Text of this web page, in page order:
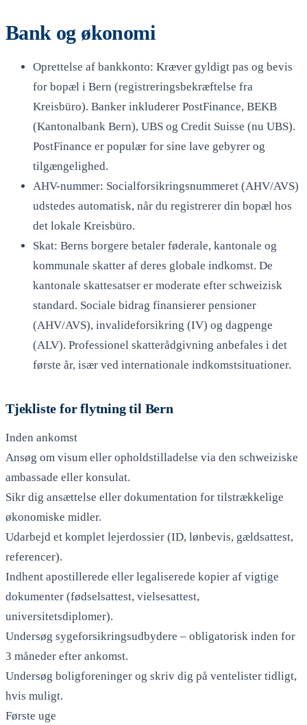
Bank og økonomi
Oprettelse af bankkonto: Kræver gyldigt pas og bevis
for bopæl i Bern (registreringsbekræftelse fra
Kreisbüro). Banker inkluderer PostFinance, BEKB
(Kantonalbank Bern), UBS og Credit Suisse (nu UBS).
PostFinance er populær for sine lave gebyrer og
tilgængelighed.
AHV-nummer: Socialforsikringsnummeret (AHV/AVS)
udstedes automatisk, når du registrerer din bopæl hos
det lokale Kreisbüro.
Skat: Berns borgere betaler føderale, kantonale og
kommunale skatter af deres globale indkomst. De
kantonale skattesatser er moderate efter schweizisk
standard. Sociale bidrag finansierer pensioner
(AHV/AVS), invalideforsikring (IV) og dagpenge
(ALV). Professionel skatterådgivning anbefales i det
første år, især ved internationale indkomstsituationer.
Tjekliste for flytning til Bern
Inden ankomst
Ansøg om visum eller opholdstilladelse via den schweiziske
ambassade eller konsulat.
Sikr dig ansættelse eller dokumentation for tilstrækkelige
økonomiske midler.
Udarbejd et komplet lejerdossier (ID, lønbevis, gældsattest,
referencer).
Indhent apostillerede eller legaliserede kopier af vigtige
dokumenter (fødselsattest, vielsesattest,
universitetsdiplomer).
Undersøg sygeforsikringsudbydere – obligatorisk inden for
3 måneder efter ankomst.
Undersøg boligforeninger og skriv dig på ventelister tidligt,
hvis muligt.
Første uge